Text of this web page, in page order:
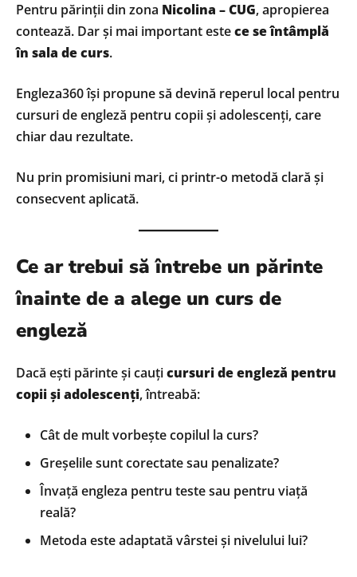
Pentru părinții din zona Nicolina – CUG, apropierea
contează. Dar și mai important estece se întâmplă
în sala de curs.
Engleza360 își propune să devină reperul local pentru
cursuri de engleză pentru copii și adolescenți, care
chiar dau rezultate.
Nu prin promisiuni mari, ci printr-o metodă clară și
consecvent aplicată.
Ce ar trebui să întrebe un părinte
înainte de a alege un curs de
engleză
Dacă ești părinte și cauțicursuri de engleză pentru
copii și adolescenți, întreabă:
Cât de mult vorbește copilul la curs?
Greșelile sunt corectate sau penalizate?
Învață engleza pentru teste sau pentru viață
reală?
Metoda este adaptată vârstei și nivelului lui?